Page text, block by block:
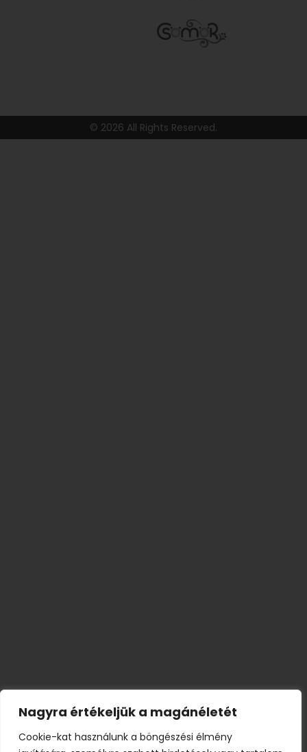
Nagyra értékeljük a magánéletét
Cookie-kat használunk a böngészési élmény
© 2026 All Rights Reserved.